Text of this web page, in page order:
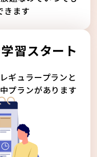
きます
習スタート
ギュラープランと
プランがあります